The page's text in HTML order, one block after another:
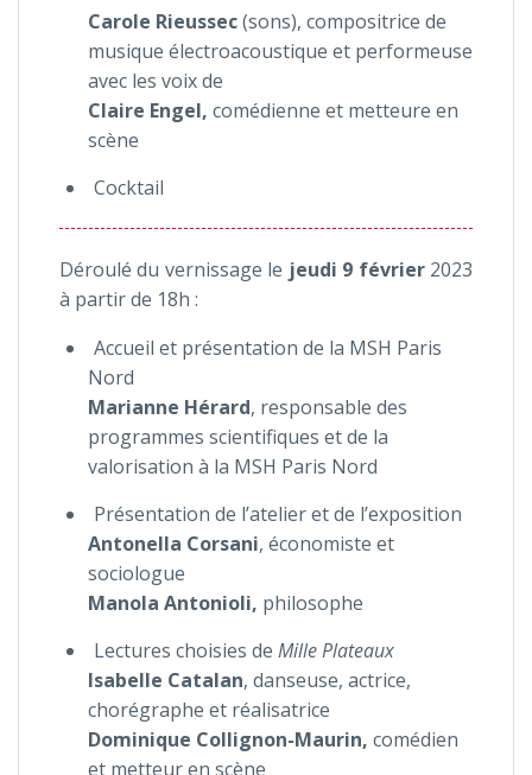
Carole Rieussec(sons), compositrice de
musique électroacoustique et performeuse
avec les voix de
Claire Engel, comédienne et metteure en
scène
Cocktail
Déroulé du vernissage le jeudi 9 février2023
à partir de 18h :
Accueil et présentation de la MSH Paris
Nord
Marianne Hérard, responsable des
programmes scientifiques et de la
valorisation à la MSH Paris Nord
Présentation de l’atelier et de l’exposition
Antonella Corsani, économiste et
sociologue
Manola Antonioli, philosophe
Lectures choisies de Mille Plateaux
Isabelle Catalan, danseuse, actrice,
chorégraphe et réalisatrice
Dominique Collignon-Maurin, comédien
et metteur en scène